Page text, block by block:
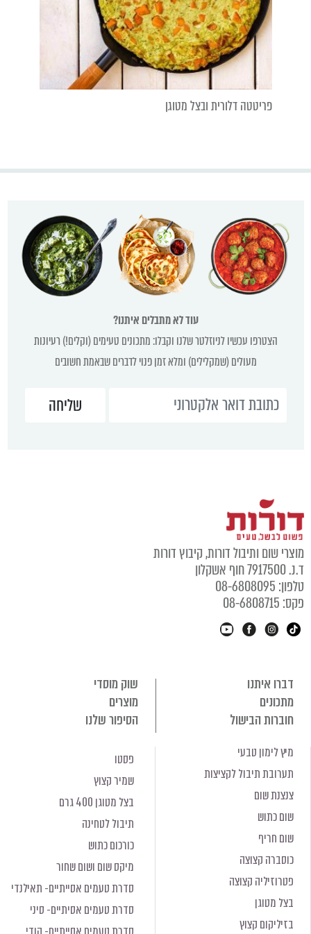
פריטטה דלורית ובצל מטוגן
עוד לא מתבלים איתנו?
הצטרפו עכשיו לניוזלטר שלנו וקבלו: מתכונים טעימים (וקלים!) רעיונות
מעולים (שמקלילים) ומלא זמן פנוי לדברים שבאמת חשובים
מוצרי שום ותיבול דורות, קיבוץ דורות
ד.נ. 7917500 חוף אשקלון
טלפון: 08-6808095
פקס: 08-6808715
דברו איתנו
שוק מוסדי
מתכונים
מוצרים
חוברות הבישול
הסיפור שלנו
מיץ לימון טבעי
תערובת תיבול לקציצות
צנצנת שום
שום כתוש
שום חריף
כוסברה קצוצה
פטרוזיליה קצוצה
בצל מטוגן
בזיליקום קצוץ
פסטו
שמיר קצוץ
בצל מטוגן 400 גרם
תיבול לטחינה
כורכום כתוש
מיקס שום ושום שחור
סדרת טעמים אסייתיים- תאילנדי
סדרת טעמים אסיתיים- סיני